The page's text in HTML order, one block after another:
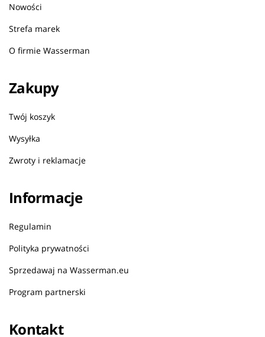
Nowości
Strefa marek
O firmie Wasserman
Zakupy
Twój koszyk
Wysyłka
Zwroty i reklamacje
Informacje
Regulamin
Polityka prywatności
Sprzedawaj na Wasserman.eu
Program partnerski
Kontakt